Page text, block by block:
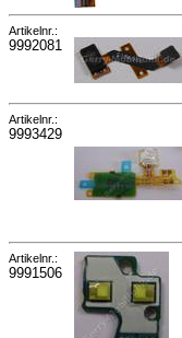
Artikelnr.:
9992081
Artikelnr.:
9993429
Artikelnr.:
9991506